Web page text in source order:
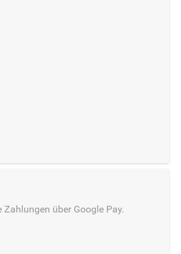
Zahlungen über Google Pay.